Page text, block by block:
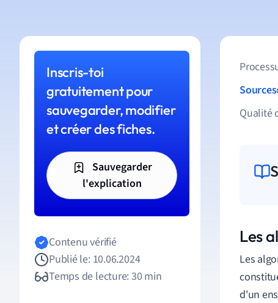
Inscris-toi
gratuitement pour
sauvegarder, modifier
et créer des fiches.
Sauvegarder
l'explication
Contenu vérifié
Publié le: 10.06.2024
Temps de lecture: 30 min
Sources
Qualité
Les
Les
d'un